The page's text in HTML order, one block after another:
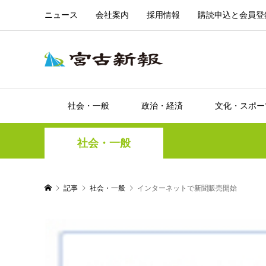
ニュース 会社案内 採用情報 購読申込と会員登
社会・一般 政治・経済 文化・スポ
社会・一般
記事 社会・一般 インターネットで新聞販売開始